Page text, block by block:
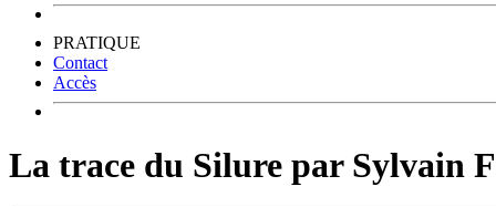
PRATIQUE
Contact
Accès
La trace du Silure par Sylvain